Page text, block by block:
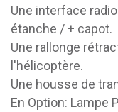
Une interface
étanche / + capot.
Une rallonge
l'hélicoptère.
Une housse de
En Option: Lampe